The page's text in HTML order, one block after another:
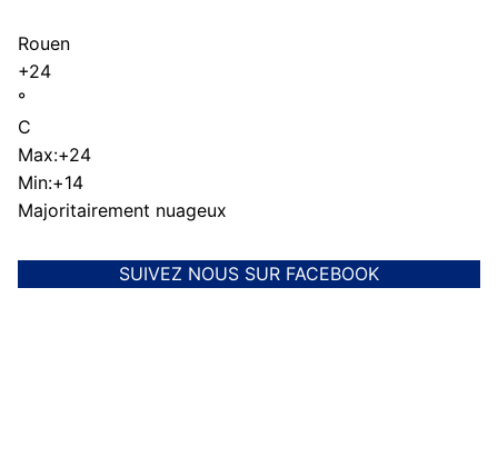
Rouen
+24
°
C
Max:+24
Min:+14
Majoritairement nuageux
SUIVEZ NOUS SUR FACEBOOK